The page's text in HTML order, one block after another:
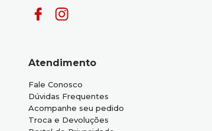
Atendimento
Fale Conosco
Dúvidas Frequentes
Acompanhe seu pedido
Troca e Devoluções